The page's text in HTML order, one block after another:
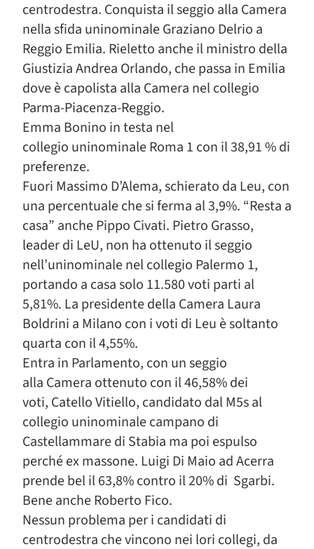
centrodestra. Conquista il seggio alla Camera
nella sfida uninominale Graziano Delrio a
Reggio Emilia. Rieletto anche il ministro della
Giustizia Andrea Orlando, che passa in Emilia
dove è capolista alla Camera nel collegio
Parma-Piacenza-Reggio.
Emma Bonino in testa nel
collegio uninominale Roma 1 con il 38,91 % di
preferenze.
Fuori Massimo D’Alema, schierato da Leu, con
una percentuale che si ferma al 3,9%. “Resta a
casa” anche Pippo Civati. Pietro Grasso,
leader di LeU, non ha ottenuto il seggio
nell’uninominale nel collegio Palermo 1,
portando a casa solo 11.580 voti parti al
5,81%. La presidente della Camera Laura
Boldrini a Milano con i voti di Leu è soltanto
quarta con il 4,55%.
Entra in Parlamento, con un seggio
alla Camera ottenuto con il 46,58% dei
voti, Catello Vitiello, candidato dal M5s al
collegio uninominale campano di
Castellammare di Stabia ma poi espulso
perché ex massone. Luigi Di Maio ad Acerra
prende bel il 63,8% contro il 20% di Sgarbi.
Bene anche Roberto Fico.
Nessun problema per i candidati di
centrodestra che vincono nei lori collegi, da